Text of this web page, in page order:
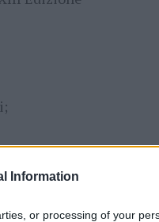
Information
or processing of your
in